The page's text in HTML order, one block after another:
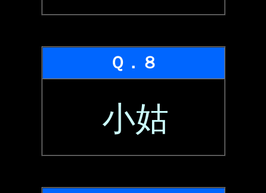
Ｑ．８
小姑